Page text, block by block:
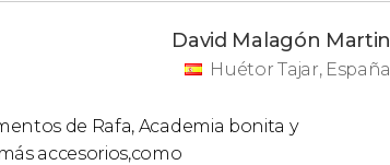
David Malagón Martin
Huétor Tajar, España
de Rafa, Academia bonita y
accesorios,como